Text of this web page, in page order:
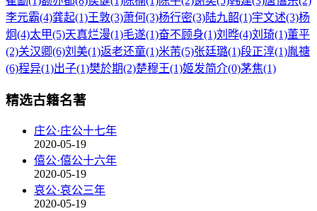
李元霸(4)龚起(1)王敦(3)萧何(3)杨行密(3)陆九韶(1)宇文述(3)杨
炯(4)太甲(5)天真烂漫(1)毛遂(1)奋不顾身(1)刘晔(4)刘琦(1)董平
(2)关汉卿(6)刘美(1)返老还童(1)米芾(5)张廷璐(1)段正淳(1)胤禟
(6)程异(1)出子(1)樊於期(2)楚穆王(1)姬发简介(0)茅焦(1)
精选古籍名著
庄公·庄公十七年
2020-05-19
僖公·僖公十六年
2020-05-19
哀公·哀公三年
2020-05-19